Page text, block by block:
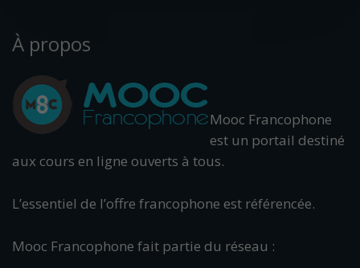
À propos
Mooc Francophone
est un portail destiné
aux cours en ligne ouverts à tous.
L’essentiel de l’offre francophone est référencée.
Mooc Francophone fait partie du réseau :